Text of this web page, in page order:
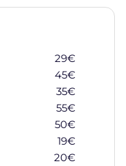
29€
45€
35€
55€
50€
19€
20€